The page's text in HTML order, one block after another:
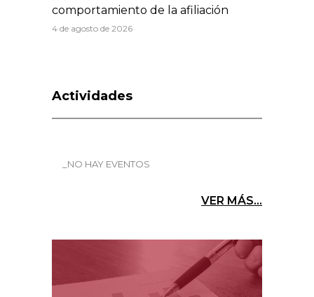
comportamiento de la afiliación
4 de agosto de 2026
Actividades
_NO HAY EVENTOS
VER MÁS...